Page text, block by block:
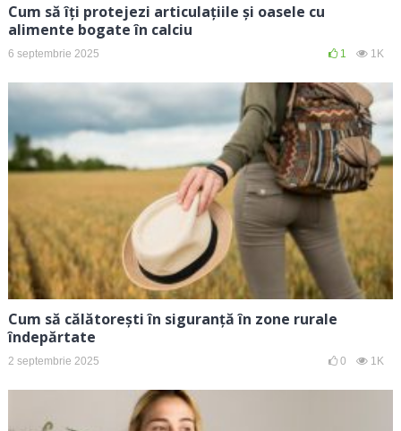
Cum să îți protejezi articulațiile și oasele cu
alimente bogate în calciu
6 septembrie 2025 1 1K
Cum să călătorești în siguranță în zone rurale
îndepărtate
2 septembrie 2025 0 1K